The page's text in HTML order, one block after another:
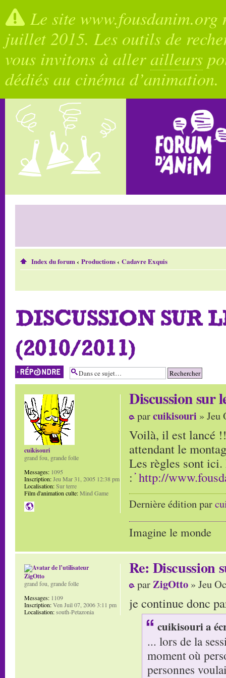
Le site
juillet 2015. Les outils de
vous invitons à allerailleurs
dédiés au cinéma d’animation.
Index du forum‹ Productions‹ Cadavre Exquis
DISCUSSION SUR
(2010/2011)
Répondre
Discussion sur
parcuikisouri » Jeu
Voilà, il est lancé
attendant le
Les règles sont
: http://
Dernière édition par
Imagine le monde
cuikisouri
grand fou, grande folle
Messages: 1095
Inscription:Jeu Mar 31, 2005 12:38 pm
Localisation:Sur terre
Film d'animation culte:Mind Game
Re: Discussion
parZigOtto » Jeu
je continue donc
cuikisouri a
... lors de la
moment où
personnes
ZigOtto
grand fou, grande folle
Messages: 1109
Inscription:Ven Juil 07, 2006 3:11 pm
Localisation:south-Petazonia